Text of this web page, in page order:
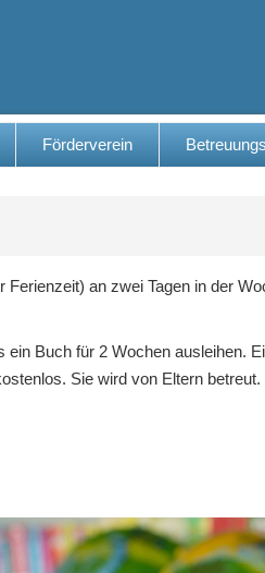
Förderverein
an zwei Tagen in der
Buch für 2 Wochen ausleihen.
Sie wird von Eltern